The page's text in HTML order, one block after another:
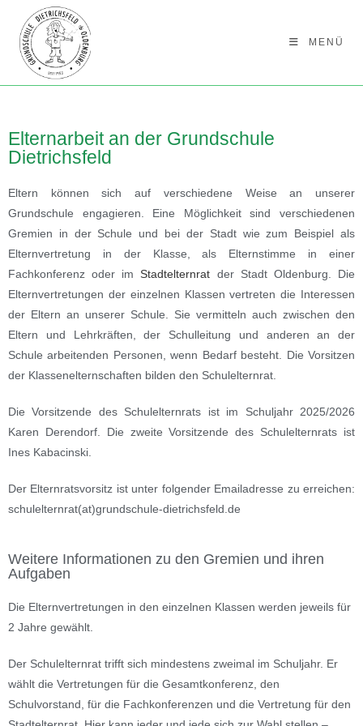
MENÜ
Elternarbeit an der Grundschule
Dietrichsfeld
Eltern können sich auf verschiedene Weise an unserer
Grundschule engagieren. Eine Möglichkeit sind verschiedenen
Gremien in der Schule und bei der Stadt wie zum Beispiel als
Elternvertretung in der Klasse, als Elternstimme in einer
Fachkonferenz oder imStadtelternrat der Stadt Oldenburg. Die
Elternvertretungen der einzelnen Klassen vertreten die Interessen
der Eltern an unserer Schule. Sie vermitteln auch zwischen den
Eltern und Lehrkräften, der Schulleitung und anderen an der
Schule arbeitenden Personen, wenn Bedarf besteht. Die Vorsitzen
der Klassenelternschaften bilden den Schulelternrat.
Die Vorsitzende des Schulelternrats ist im Schuljahr 2025/2026
Karen Derendorf. Die zweite Vorsitzende des Schulelternrats ist
Ines Kabacinski.
Der Elternratsvorsitz ist unter folgender Emailadresse zu erreichen:
schulelternrat(at)grundschule-dietrichsfeld.de
Weitere Informationen zu den Gremien und ihren
Aufgaben
Die Elternvertretungen in den einzelnen Klassen werden jeweils für
2 Jahre gewählt.
Der Schulelternrat trifft sich mindestens zweimal im Schuljahr. Er
wählt die Vertretungen für die Gesamtkonferenz, den
Schulvorstand, für die Fachkonferenzen und die Vertretung für den